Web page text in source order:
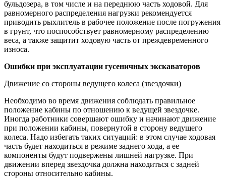
бульдозера, в том числе и на переднюю часть ходовой. Для
равномерного распределения нагрузки рекомендуется
приводить рыхлитель в рабочее положение после погружения
в грунт, что поспособствует равномерному распределению
веса, а также защитит ходовую часть от преждевременного
износа.
Ошибки при эксплуатации гусеничных экскаваторов
Движение со стороны ведущего колеса (звездочки)
Необходимо во время движения соблюдать правильное
положение кабины по отношению к ведущей звездочке.
Иногда работники совершают ошибку и начинают движение
при положении кабины, повернутой в сторону ведущего
колеса. Надо избегать таких ситуаций: в этом случае ходовая
часть будет находиться в режиме заднего хода, а ее
компоненты будут подвержены лишней нагрузке. При
движении вперед звездочка должна находиться с задней
стороны относительно кабины.